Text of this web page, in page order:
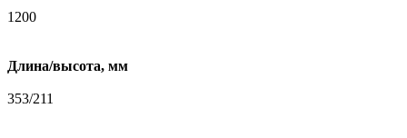
1200
Длина/высота, мм
353/211